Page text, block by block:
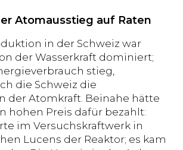
Atomausstieg auf Raten
in der Schweiz war
der Wasserkraft dominiert;
stieg,
die Schweiz die
der Atomkraft. Beinahe hätte
hohen Preis dafür bezahlt:
im Versuchskraftwerk in
Lucens der Reaktor; es kam